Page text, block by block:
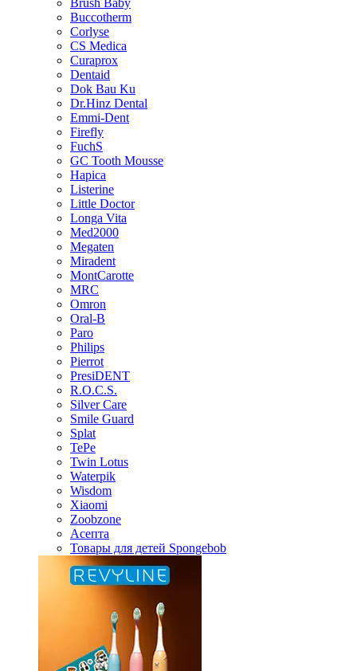
Brush Baby
Buccotherm
Corlyse
CS Medica
Curaprox
Dentaid
Dok Bau Ku
Dr.Hinz Dental
Emmi-Dent
Firefly
FuchS
GC Tooth Mousse
Hapica
Listerine
Little Doctor
Longa Vita
Med2000
Megaten
Miradent
MontCarotte
MRC
Omron
Oral-B
Paro
Philips
Pierrot
PresiDENT
R.O.C.S.
Silver Care
Smile Guard
Splat
TePe
Twin Lotus
Waterpik
Wisdom
Xiaomi
Zoobzone
Асепта
Товары для детей Spongebob